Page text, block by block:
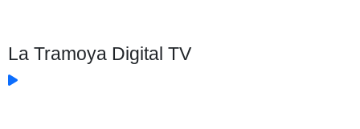
La Tramoya Digital TV